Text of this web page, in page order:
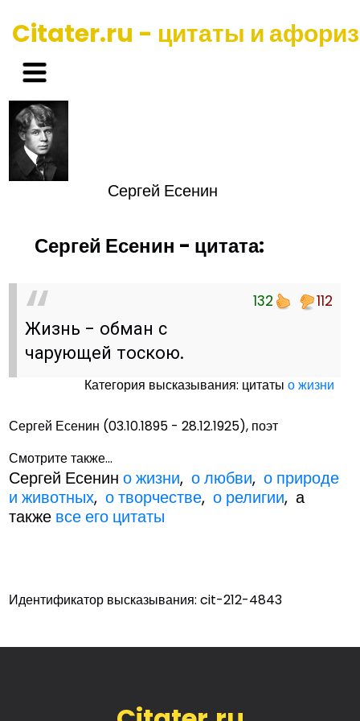
Citater.ru - цитаты и
Сергей Есенин
Сергей Есенин - цитата:
132 112
Жизнь - обман с
чарующей тоскою.
Категория высказывания: цитатыо жизни
Сергей Есенин (03.10.1895 - 28.12.1925), поэт
Смотрите также...
Сергей Есенино жизни,о любви,о природе
и животных,о творчестве,о религии, а
также все его цитаты
Идентификатор высказывания: cit-212-4843